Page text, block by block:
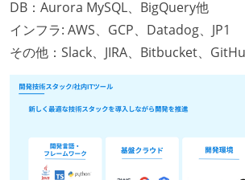
DB：Aurora MySQL、BigQuery他
インフラ: AWS、GCP、Datadog、JP1
その他：Slack、JIRA、Bitbucket、